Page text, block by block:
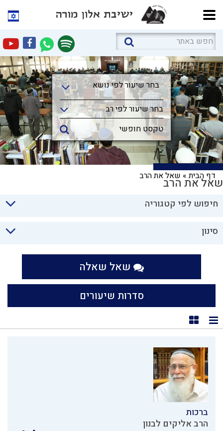
בחר שיעור לפי נושא
בחר שיעור לפי נושא
בחר שיעור לפי רב
דף הבית» שאל את הרבשאל את הרב
חיפוש לפי קטגוריה
סינון
שאל שאלה
סדרות שיעורים
תצוגת רשימה
תצוגת קוביות
ברכות
הרב אליקים לבנון